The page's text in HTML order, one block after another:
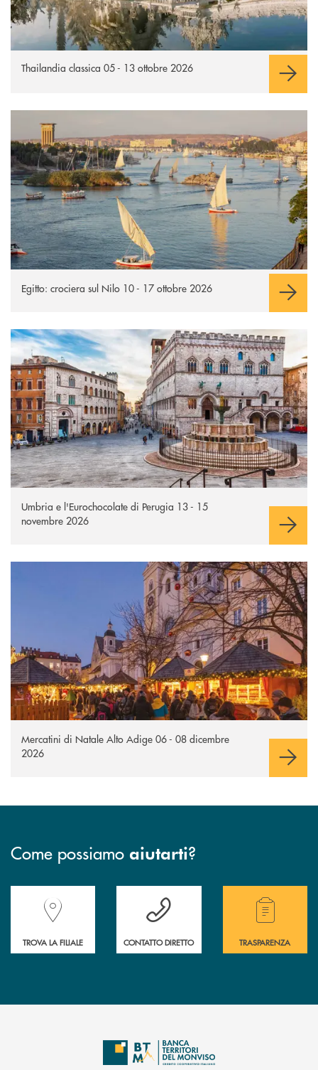
Thailandia classica 05 - 13 ottobre 2026
Egitto: crociera sul Nilo 10 - 17 ottobre 2026
Umbria e l'Eurochocolate di Perugia
Apre una nuova finestra
Umbria e l'Eurochocolate di Perugia 13 - 15
novembre 2026
Mercatini di Natale Alto Adige 06 - 08 dicembre
2026
Come possiamo aiutarti?
Accedi all' elenco completo delle filiali della Banca.
TROVA LA FILIALE
Hai bisogno di assistenza immediata?
CONTATTO DIRETTO
Hai bisogno di
TRASPARENZA